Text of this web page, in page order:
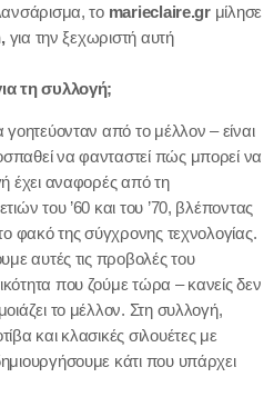
τοmarieclaire.grμίλησε
για την ξεχωριστή αυτή
τη συλλογή;
από το μέλλον – είναι
να φανταστεί πώς μπορεί να
έχει αναφορές από τη
του ’60 και του ’70, βλέποντας
φακό της σύγχρονης τεχνολογίας.
αυτές τις προβολές του
που ζούμε τώρα – κανείς δεν
το μέλλον. Στη συλλογή,
και κλασικές σιλουέτες με
κάτι που υπάρχει